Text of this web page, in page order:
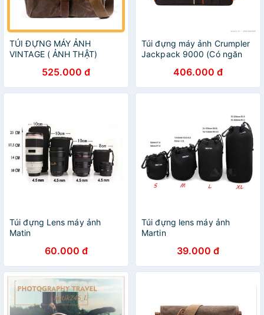
TÚI ĐỰNG MÁY ẢNH
VINTAGE ( ẢNH THẬT)
525.000 đ
Túi đựng máy ảnh Crumpler
Jackpack 9000 (Có ngăn
406.000 đ
Túi đựng Lens máy ảnh
Matin
60.000 đ
Túi đựng lens máy ảnh
Martin
39.000 đ